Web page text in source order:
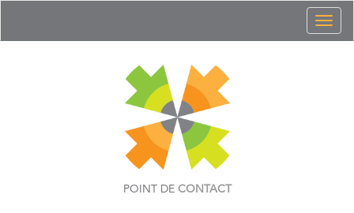
POINT DE CONTACT